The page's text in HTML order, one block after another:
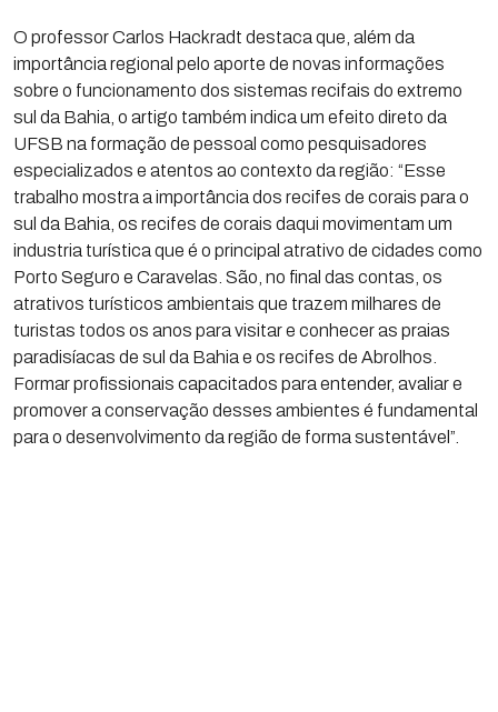
O professor Carlos Hackradt destaca que, além da
importância regional pelo aporte de novas informações
sobre o funcionamento dos sistemas recifais do extremo
sul da Bahia, o artigo também indica um efeito direto da
UFSB na formação de pessoal como pesquisadores
especializados e atentos ao contexto da região: “Esse
trabalho mostra a importância dos recifes de corais para o
sul da Bahia, os recifes de corais daqui movimentam um
industria turística que é o principal atrativo de cidades como
Porto Seguro e Caravelas. São, no final das contas, os
atrativos turísticos ambientais que trazem milhares de
turistas todos os anos para visitar e conhecer as praias
paradisíacas de sul da Bahia e os recifes de Abrolhos.
Formar profissionais capacitados para entender, avaliar e
promover a conservação desses ambientes é fundamental
para o desenvolvimento da região de forma sustentável”.